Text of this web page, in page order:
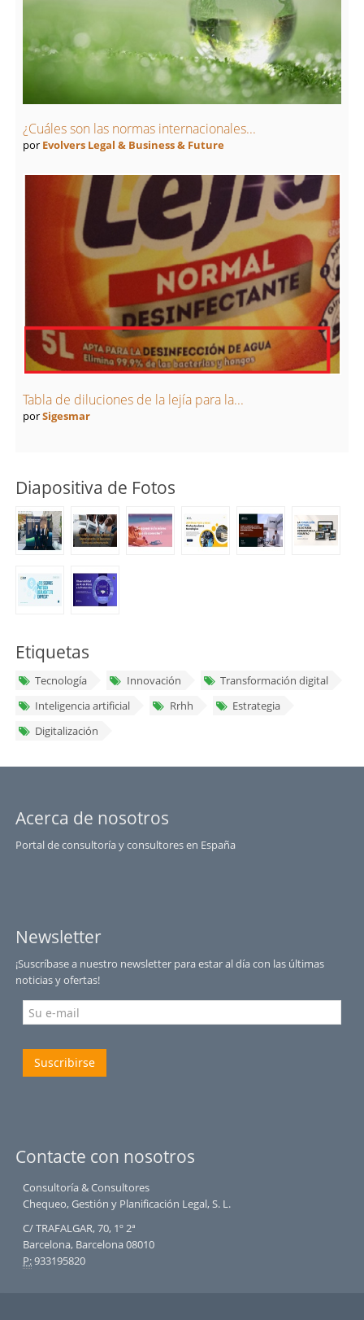
¿Cuáles son las normas internacionales...
por Evolvers Legal & Business & Future
Tabla de diluciones de la lejía para la...
porSigesmar
Diapositiva de Fotos
Etiquetas
Tecnología Innovación
Transformación digital
Inteligencia artificial
Rrhh
Estrategia
Digitalización
Acerca de nosotros
Portal de consultoría y consultores en España
Newsletter
¡Suscríbase a nuestro newsletter para estar al día con las últimas
noticias y ofertas!
Suscribirse
Contacte con nosotros
Consultoría & Consultores
Chequeo, Gestión y Planificación Legal, S. L.
C/ TRAFALGAR, 70, 1º 2ª
Barcelona, Barcelona 08010
P:933195820